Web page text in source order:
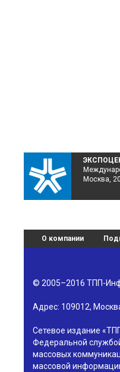
Москва,
О компании
© 2005–2016 ТПП-
Адрес: 109012,
Сетевое издание
Федеральной
массовых
массовой